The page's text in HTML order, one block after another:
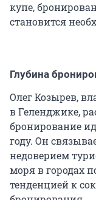
купе,
становится
Глубина
Олег Козырев,
в Геленджике,
бронирование
году. Он
недоверием
моря в городах
тенденцией к